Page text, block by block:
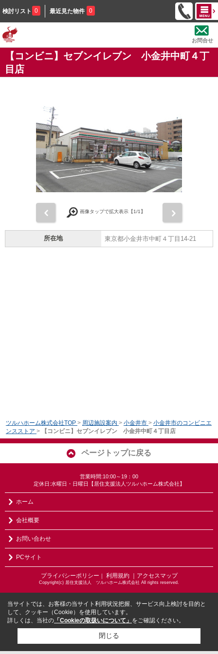
検討リスト 0 最近見た物件 0
お問合せ
【コンビニ】セブンイレブン 小金井中町４丁
目店
画像タップで拡大表示【1/1】
所在地 東京都小金井市中町４丁目14-21
ツルハホーム株式会社TOP > 周辺施設案内 > 小金井市 > 小金井市のコンビニエ
ンスストア > 【コンビニ】セブンイレブン 小金井中町４丁目店
ページトップに戻る
営業時間:10:00～19：00
定休日:水曜日・日曜日【居住支援法人ツルハホーム株式会社】
ホーム
会社概要
お問い合わせ
PCサイト
プライバシーポリシー ｜ 利用規約 ｜アクセスマップ
Copyright(c) 居住支援法人 ツルハホーム株式会社 All rights reserved.
当サイトでは、お客様の当サイト利用状況把握、サービス向上検討を目的と
して、クッキー（Cookie）を使用しています。
詳しくは、当社の 「Cookieの取扱いについて」 をご確認ください。
閉じる